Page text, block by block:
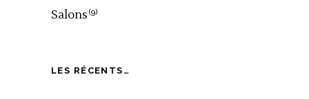
Salons (9)
LES RÉCENTS…